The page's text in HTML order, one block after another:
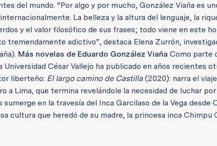
del mundo. “Por algo y por mucho, González Viaña es
La belleza y la altura del lenguaje, la
y el valor filosófico de sus frases; todo viene en este
tremendamente adictivo”, destaca Elena Zurrón,
Más novelas de Eduardo González Viaña Como parte
Universidad César Vallejo ha publicado en años recientes
liberteño: El largo camino de Castilla (2020): narra el
a Lima, que termina revelándole la necesidad de luchar
sumerge en la travesía del Inca Garcilaso de la Vega desde
cultura que heredó de su madre, la princesa inca Chimpu